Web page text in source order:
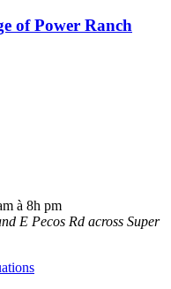
of Power Ranch
à 8h pm
E Pecos Rd across Super